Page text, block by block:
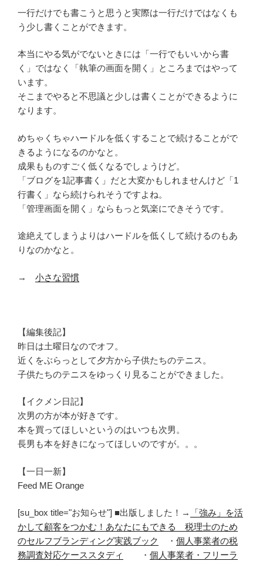
一行だけでも書こうと思うと実際は一行だけではなくも
う少し書くことができます。
本当にやる気がでないときには「一行でもいいから書
く」ではなく「執筆の画面を開く」ところまではやって
います。
そこまでやると不思議と少しは書くことができるように
なります。
めちゃくちゃハードルを低くすることで続けることがで
きるようになるのかなと。
成果もものすごく低くなるでしょうけど。
「ブログを1記事書く」だと大変かもしれませんけど「1
行書く」なら続けられそうですよね。
「管理画面を開く」ならもっと気楽にできそうです。
途絶えてしまうよりはハードルを低くして続けるのもあ
りなのかなと。
→ 小さな習慣
【編集後記】
昨日は土曜日なのでオフ。
近くをぶらっとして夕方から子供たちのテニス。
子供たちのテニスをゆっくり見ることができました。
【イクメン日記】
次男の方が本が好きです。
本を買ってほしいというのはいつも次男。
長男も本を好きになってほしいのですが。。。
【一日一新】
Feed ME Orange
[su_box title="お知らせ"] ■出版しました！→
「強み」を活
かして顧客をつかむ！あなたにもできる 税理士のため
のセルフブランディング実践ブック
・ 個人事業者の税
務調査対応ケーススタディ
・ 個人事業者・フリーラ